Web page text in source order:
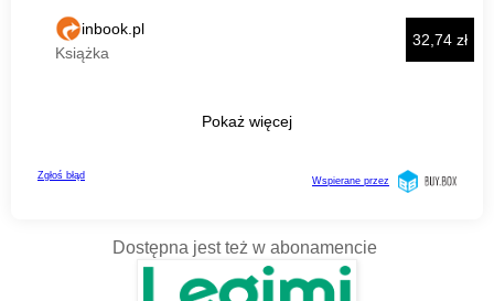
Dostępna jest też w abonamencie